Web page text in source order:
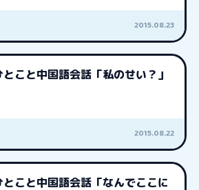
2015.08.23
こと中国語会話「私のせい？」
2015.08.22
とこと中国語会話「なんでここに